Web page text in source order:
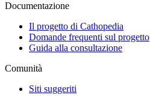
Documentazione
Il progetto di Cathopedia
Domande frequenti sul progetto
Guida alla consultazione
Comunità
Siti suggeriti